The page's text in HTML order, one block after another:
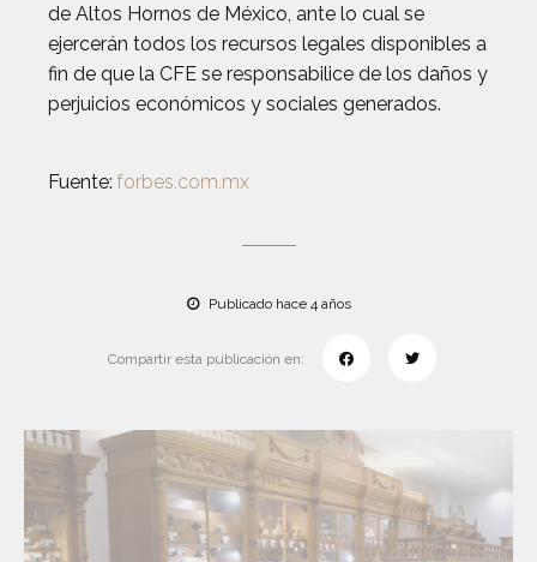
de Altos Hornos de México, ante lo cual se
ejercerán todos los recursos legales disponibles a
fin de que la CFE se responsabilice de los daños y
perjuicios económicos y sociales generados.
Fuente: forbes.com.mx
Publicado hace 4 años
Compartir esta publicación en: